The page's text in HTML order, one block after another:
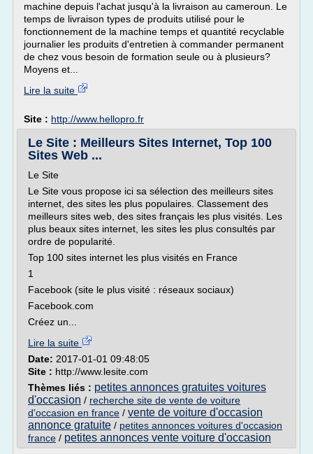
machine depuis l'achat jusqu'à la livraison au cameroun. Le
temps de livraison types de produits utilisé pour le
fonctionnement de la machine temps et quantité recyclable
journalier les produits d'entretien à commander permanent
de chez vous besoin de formation seule ou à plusieurs?
Moyens et...
Lire la suite
Site : http://www.hellopro.fr
Le Site : Meilleurs Sites Internet, Top 100
Sites Web ...
Le Site
Le Site vous propose ici sa sélection des meilleurs sites
internet, des sites les plus populaires. Classement des
meilleurs sites web, des sites français les plus visités. Les
plus beaux sites internet, les sites les plus consultés par
ordre de popularité.
Top 100 sites internet les plus visités en France
1
Facebook (site le plus visité : réseaux sociaux)
Facebook.com
Créez un...
Lire la suite
Date: 2017-01-01 09:48:05
Site : http://www.lesite.com
Thèmes liés : petites annonces gratuites voitures
d'occasion / recherche site de vente de voiture
d'occasion en france / vente de voiture d'occasion
annonce gratuite / petites annonces voitures d'occasion
france / petites annonces vente voiture d'occasion